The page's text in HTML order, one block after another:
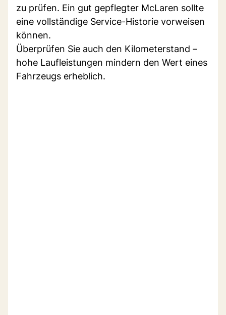
zu prüfen. Ein gut gepflegter McLaren sollte
eine vollständige Service-Historie vorweisen
können.
Überprüfen Sie auch den Kilometerstand –
hohe Laufleistungen mindern den Wert eines
Fahrzeugs erheblich.